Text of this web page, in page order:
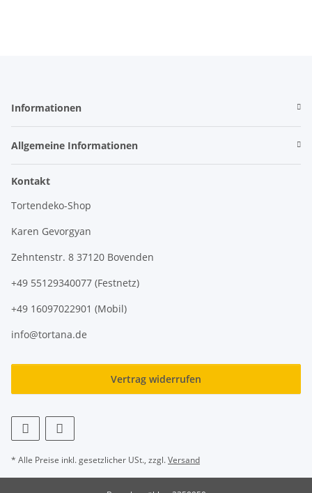
Informationen
Allgemeine Informationen
Kontakt
Tortendeko-Shop
Karen Gevorgyan
Zehntenstr. 8 37120 Bovenden
+49 55129340077 (Festnetz)
+49 16097022901 (Mobil)
info@tortana.de
Vertrag widerrufen
* Alle Preise inkl. gesetzlicher USt., zzgl.Versand